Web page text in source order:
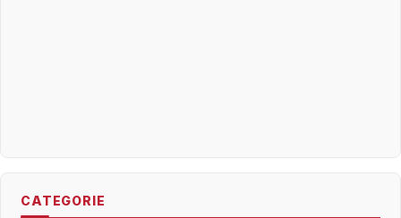
CATEGORIE